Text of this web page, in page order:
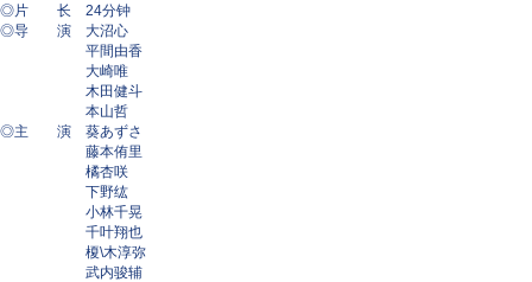
◎片 长 24分钟
◎导 演 大沼心
平間由香
大崎唯
木田健斗
本山哲
◎主 演 葵あずさ
藤本侑里
橘杏咲
下野纮
小林千晃
千叶翔也
榎\木淳弥
武内骏辅